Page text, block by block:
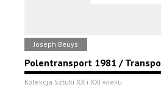
Joseph Beuys
Polentransport 1981 /
Kolekcja Sztuki XX i XXI wieku